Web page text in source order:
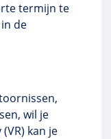
termijn te
de
wil je
kan je